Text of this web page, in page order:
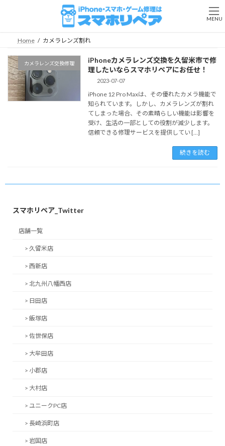
Home カメラレンズ割れ
カメラレンズ交換修理
iPhoneカメラレンズ交換を久留米市で修
理したいならスマホリペアにお任せ！
2023-07-07
iPhone 12 Pro Maxは、その優れたカメラ機能で
知られています。しかし、カメラレンズが割れ
てしまった場合、その素晴らしい機能は影響を
受け、生活の一部としての役割が減少します。
信頼できる修理サービスを提供してい […]
続きを読む
スマホリペア_Twitter
店舗一覧
> 久留米店
> 西新店
> 北九州八幡西店
> 日田店
> 飯塚店
> 佐世保店
> 大牟田店
> 小郡店
> 大村店
> ユニークPC店
> 長崎浜町店
> 岩国店
MENU